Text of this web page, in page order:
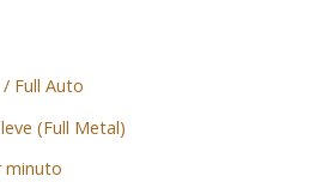
Full Auto
(Full Metal)
minuto